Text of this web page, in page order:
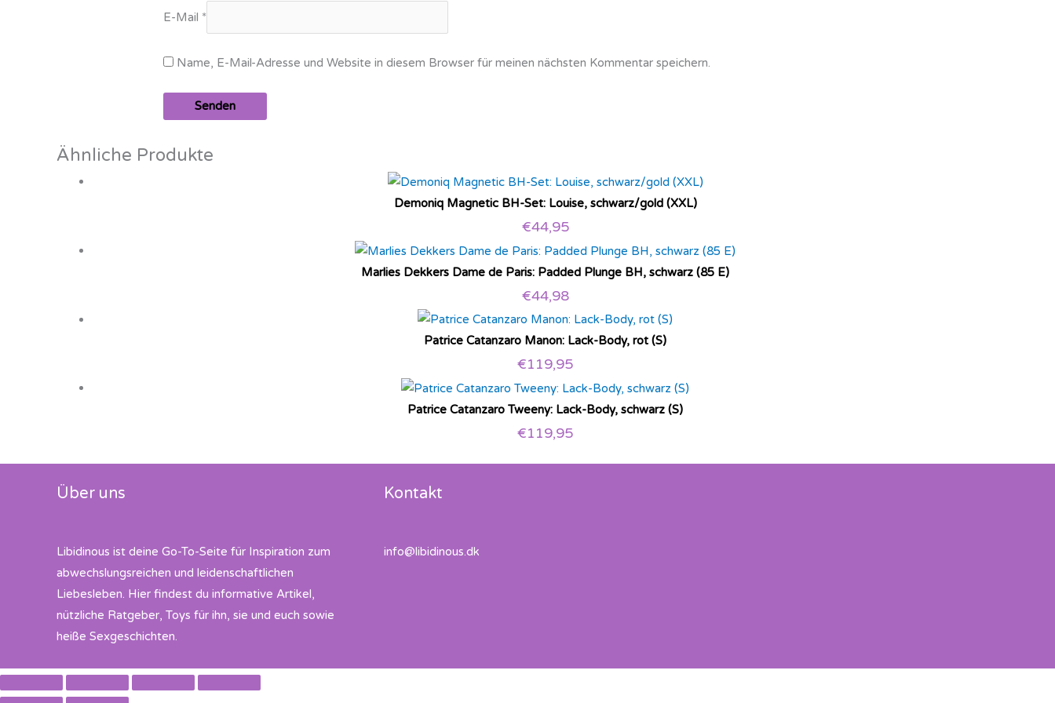
E-Mail *
Name, E-Mail-Adresse und Website in diesem Browser für meinen nächsten Kommentar speichern.
Ähnliche Produkte
Demoniq Magnetic BH-Set: Louise, schwarz/gold (XXL)
€44,95
Marlies Dekkers Dame de Paris: Padded Plunge BH, schwarz (85 E)
€44,98
Patrice Catanzaro Manon: Lack-Body, rot (S)
€119,95
Patrice Catanzaro Tweeny: Lack-Body, schwarz (S)
€119,95
Über uns
Libidinous ist deine Go-To-Seite für Inspiration zum
abwechslungsreichen und leidenschaftlichen
Liebesleben. Hier findest du informative Artikel,
nützliche Ratgeber, Toys für ihn, sie und euch sowie
heiße Sexgeschichten.
Kontakt
info@libidinous.dk